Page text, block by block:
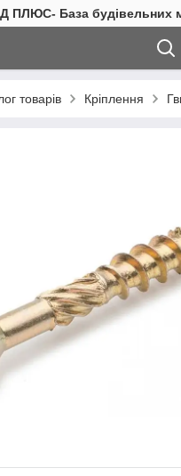
ПЛЮС- База будівельних
товарів Кріплення